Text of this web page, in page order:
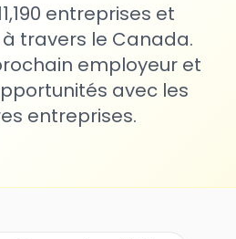
entreprises et
travers le Canada.
employeur et
avec les
entreprises.